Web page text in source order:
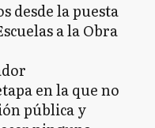
desde la puesta
a la Obra
en la que no
pública y